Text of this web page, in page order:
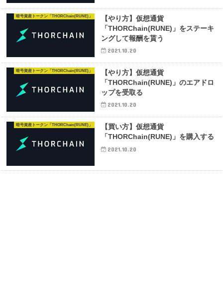
暗号資産トークン「THORChain(RUNE)」
【やり方】仮想通貨
「THORChain(RUNE)」をステーキ
ングして報酬を貰う
2021.10.20
暗号資産トークン「THORChain(RUNE)」
【やり方】仮想通貨
「THORChain(RUNE)」のエアドロ
ップを受取る
2021.10.20
暗号資産トークン「THORChain(RUNE)」
【買い方】仮想通貨
「THORChain(RUNE)」を購入する
2021.10.20